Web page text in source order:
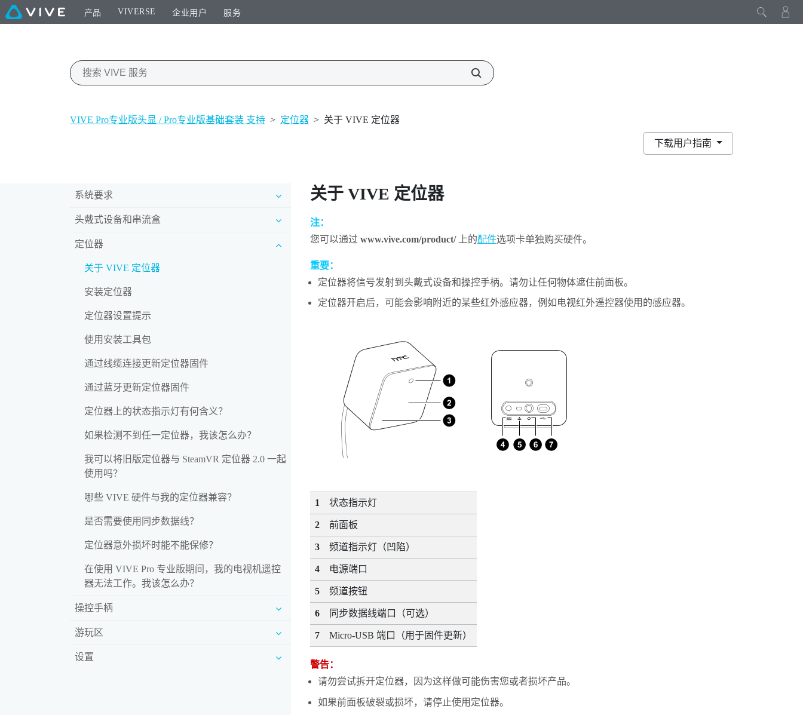
产品 VIVERSE 企业用户 服务
VIVE Pro专业版头显 / Pro专业版基础套装 支持 > 定位器 > 关于 VIVE 定位器
下载用户指南
系统要求
头戴式设备和串流盒
定位器
关于 VIVE 定位器
安装定位器
定位器设置提示
使用安装工具包
通过线缆连接更新定位器固件
通过蓝牙更新定位器固件
定位器上的状态指示灯有何含义？
如果检测不到任一定位器，我该怎么办？
我可以将旧版定位器与 SteamVR 定位器 2.0 一起
使用吗？
哪些 VIVE 硬件与我的定位器兼容？
是否需要使用同步数据线？
定位器意外损坏时能不能保修？
在使用 VIVE Pro 专业版期间，我的电视机遥控
器无法工作。我该怎么办？
操控手柄
游玩区
设置
关于 VIVE 定位器
注：
您可以通过 www.vive.com/product/上的配件选项卡单独购买硬件。
重要：
定位器将信号发射到头戴式设备和操控手柄。请勿让任何物体遮住前面板。
定位器开启后，可能会影响附近的某些红外感应器，例如电视红外遥控器使用的感应器。
1 状态指示灯
2 前面板
3 频道指示灯（凹陷）
4 电源端口
5 频道按钮
6 同步数据线端口（可选）
7 Micro-USB 端口（用于固件更新）
警告：
请勿尝试拆开定位器，因为这样做可能伤害您或者损坏产品。
如果前面板破裂或损坏，请停止使用定位器。